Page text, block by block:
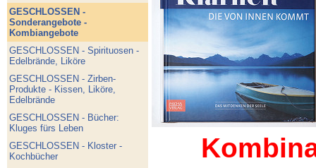
GESCHLOSSEN -
Sonderangebote -
Kombiangebote
GESCHLOSSEN - Spirituosen -
Edelbrände, Liköre
GESCHLOSSEN - Zirben-
Produkte - Kissen, Liköre,
Edelbrände
GESCHLOSSEN - Bücher:
Kluges fürs Leben
GESCHLOSSEN - Kloster -
Kochbücher